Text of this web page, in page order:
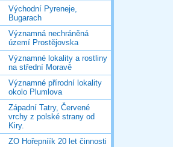
Východní Pyreneje,
Bugarach
Významná nechráněná
území Prostějovska
Významné lokality a rostliny
na střední Moravě
Významné přírodní lokality
okolo Plumlova
Západní Tatry, Červené
vrchy z polské strany od
Kiry.
ZO Hořepníík 20 let činnosti